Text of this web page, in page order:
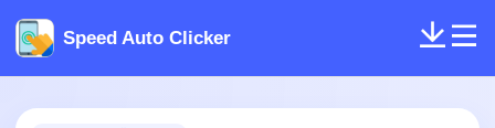
Speed Auto Clicker